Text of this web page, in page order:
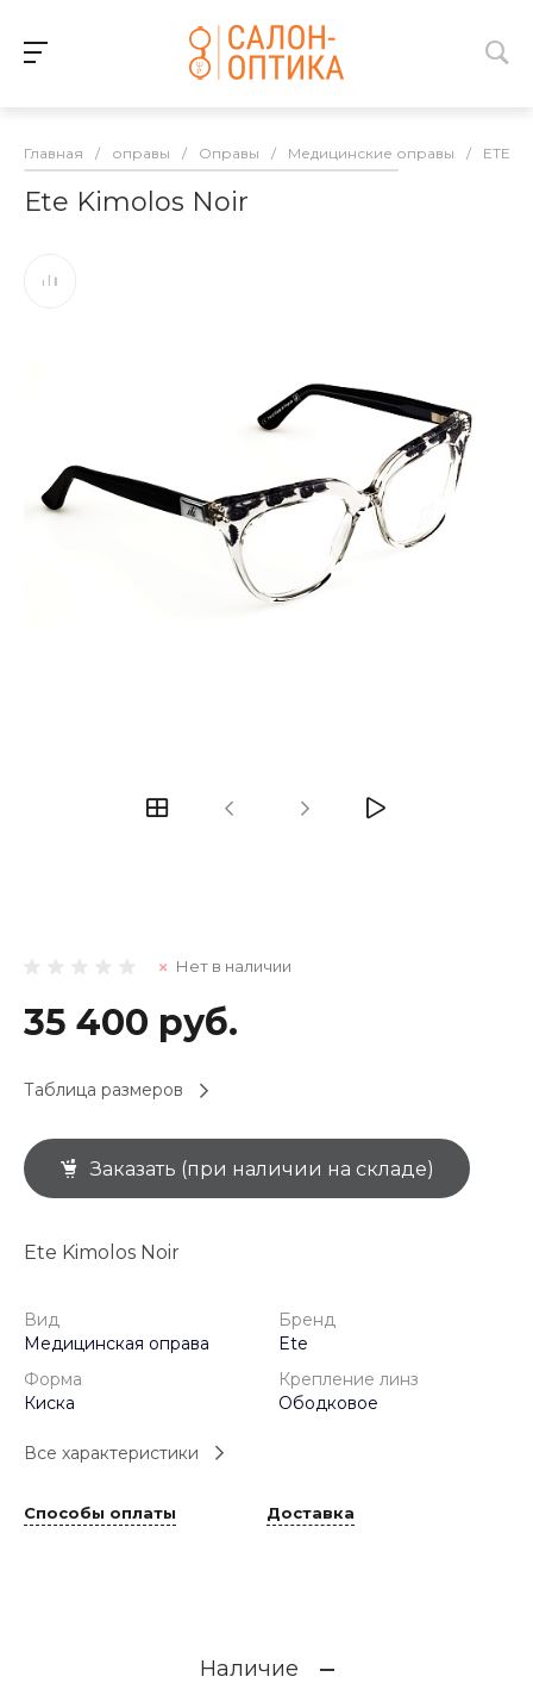
Главная / оправы / Оправы / Медицинские оправы / ETE
Ete Kimolos Noir
Нет в наличии
35 400 руб.
Таблица размеров
Заказать (при наличии на складе)
Ete Kimolos Noir
Вид
Медицинская оправа
Бренд
Ete
Форма
Киска
Крепление линз
Ободковое
Все характеристики
Способы оплаты Доставка
Наличие